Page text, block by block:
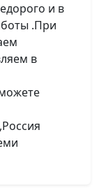
и в
.При
в